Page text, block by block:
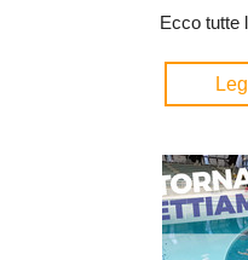
Ecco tutte